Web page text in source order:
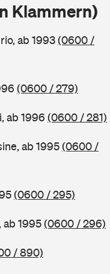
Klammern)
ab 1993(0600 /
(0600 / 279)
ab 1996 (0600 / 281)
ab 1995(0600 /
(0600 / 295)
ab 1995(0600 / 296)
/ 890)